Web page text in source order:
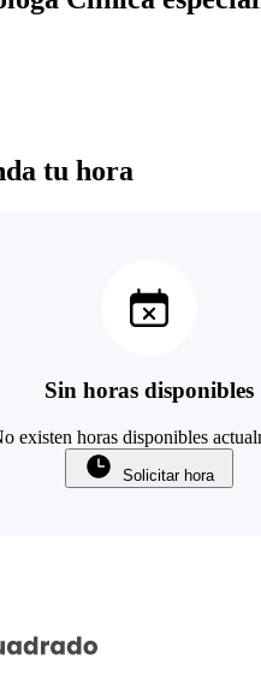
tu hora
Sin horas disponibles
existen horas disponibles
Solicitar hora